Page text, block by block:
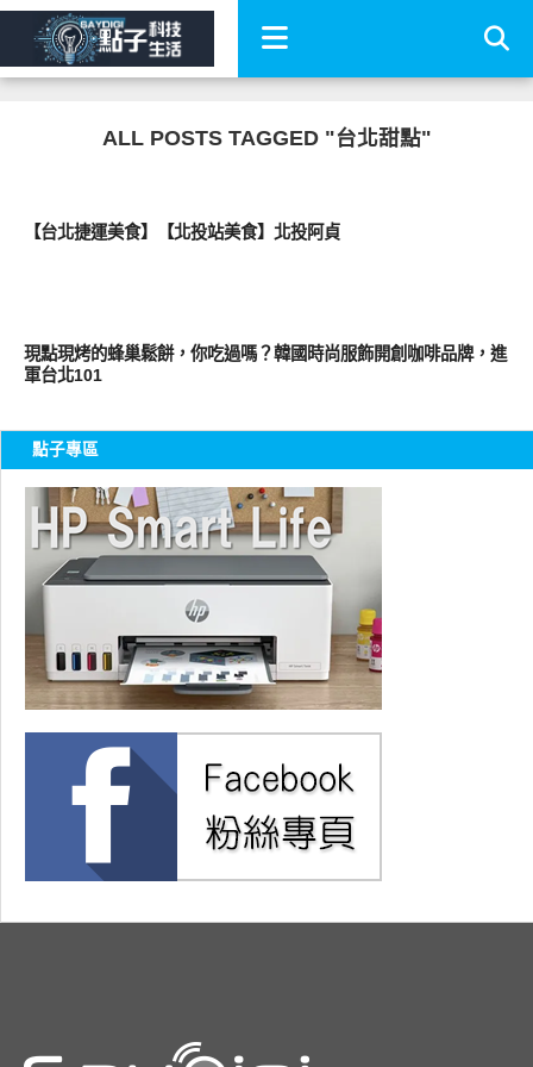
ALL POSTS TAGGED "台北甜點"
【台北捷運美食】【北投站美食】北投阿貞
現點現烤的蜂巢鬆餅，你吃過嗎？韓國時尚服飾開創咖啡品牌，進
軍台北101
點子專區